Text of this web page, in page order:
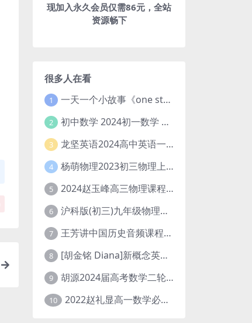
现加入永久会员仅需86元，全站
资源畅下
很多人在看
1 一天一个小故事《one story a day》初中版 百度网盘分享下载
2 初中数学 2024初一数学 朱韬数学 S班春季下 A+班春季下 百度云网盘
3 龙坚英语2024高中英语一轮系统班(全国卷+北京卷)
4 杨萌物理2023初三物理上秋季A+班(视频+讲义) 百度网盘分享
5 2024赵玉峰高三物理课程24年高考物理一轮复习网课教程
6 沪科版(初三)九年级物理全一册网课教学视频全集(录播版 杜春雨 66讲)
7 王芳讲中国历史音频课程全集(上下五千年)
8 [胡金铭 Diana]新概念英语第1册教学视频课程(全集 百度网盘下载)
9 胡源2024届高考数学二轮寒假春季精讲 百度网盘分享
10 2022赵礼显高一数学必修一课程视频资源(秋季班 含讲义)百度网盘云